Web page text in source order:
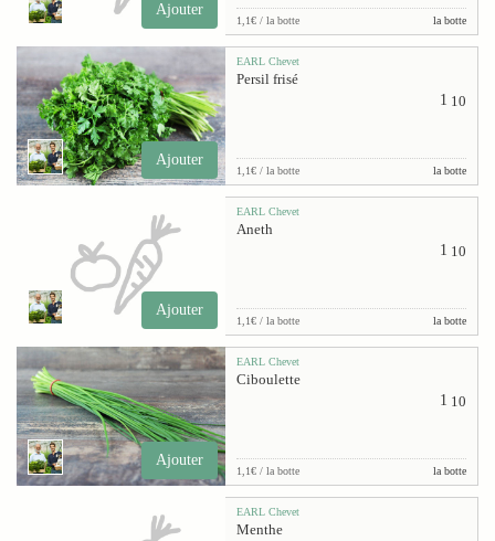
Ajouter
1,1€ / la botte la botte
Ajouter
EARL Chevet
Persil frisé
1 10
1,1€ / la botte la botte
Ajouter
EARL Chevet
Aneth
1 10
1,1€ / la botte la botte
Ajouter
EARL Chevet
Ciboulette
1 10
1,1€ / la botte la botte
EARL Chevet
Menthe